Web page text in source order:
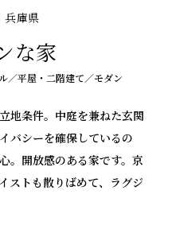
庫県
な家
／平屋・二階建て／モダン
地条件。中庭を兼ねた玄関
バシーを確保しているの
。開放感のある家です。京
ストも散りばめて、ラグジ